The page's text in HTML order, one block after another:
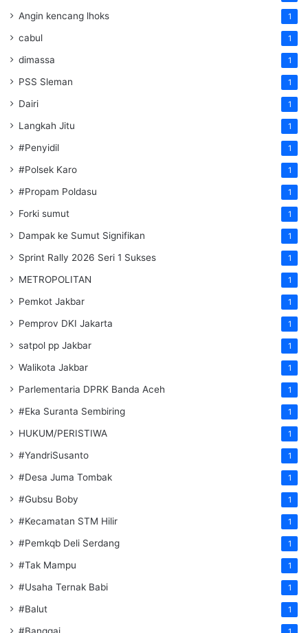
Angin kencang lhoks 1
cabul 1
dimassa 1
PSS Sleman 1
Dairi 1
Langkah Jitu 1
#Penyidil 1
#Polsek Karo 1
#Propam Poldasu 1
Forki sumut 1
Dampak ke Sumut Signifikan 1
Sprint Rally 2026 Seri 1 Sukses 1
METROPOLITAN 1
Pemkot Jakbar 1
Pemprov DKI Jakarta 1
satpol pp Jakbar 1
Walikota Jakbar 1
Parlementaria DPRK Banda Aceh 1
#Eka Suranta Sembiring 1
HUKUM/PERISTIWA 1
#YandriSusanto 1
#Desa Juma Tombak 1
#Gubsu Boby 1
#Kecamatan STM Hilir 1
#Pemkqb Deli Serdang 1
#Tak Mampu 1
#Usaha Ternak Babi 1
#Balut 1
#Banggai